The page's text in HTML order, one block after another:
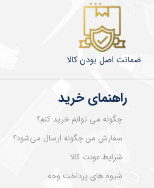
راهنمای خرید
چگونه می توانم خرید کنم؟
سفارش من چگونه ارسال می‌شود؟
شرایط عودت کالا
شیوه های پرداخت وجه
ضمانت اصل بودن کالا